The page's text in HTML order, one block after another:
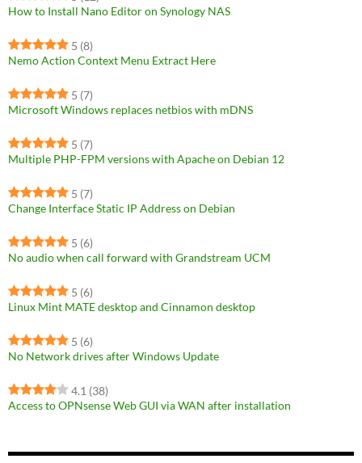
How to Install Nano Editor on Synology NAS
5 (8)
Nemo Action Context Menu Extract Here
5 (7)
Microsoft Windows replaces netbios with mDNS
5 (7)
Multiple PHP-FPM versions with Apache on Debian 12
5 (7)
Change Interface Static IP Address on Debian
5 (6)
No audio when call forward with Grandstream UCM
5 (6)
Linux Mint MATE desktop and Cinnamon desktop
5 (6)
No Network drives after Windows Update
4.1 (38)
Access to OPNsense Web GUI via WAN after installation